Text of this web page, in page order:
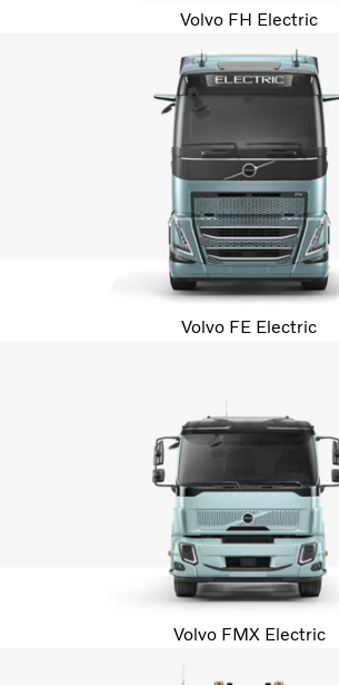
Volvo FH Electric
Volvo FE Electric
Volvo FMX Electric